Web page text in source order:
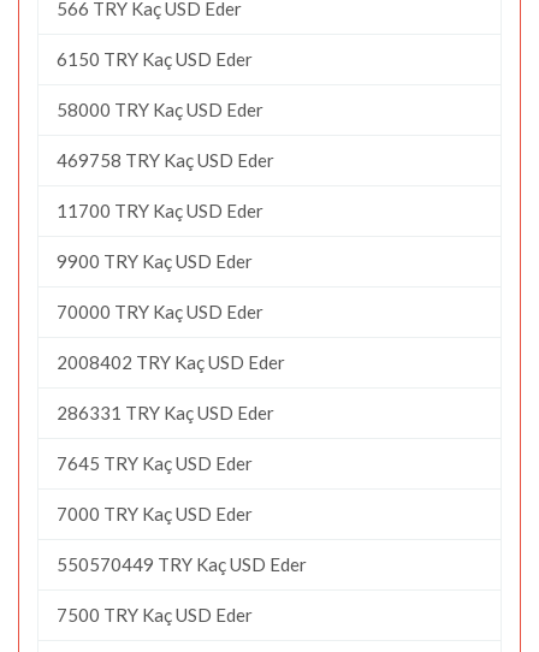
566 TRY Kaç USD Eder
6150 TRY Kaç USD Eder
58000 TRY Kaç USD Eder
469758 TRY Kaç USD Eder
11700 TRY Kaç USD Eder
9900 TRY Kaç USD Eder
70000 TRY Kaç USD Eder
2008402 TRY Kaç USD Eder
286331 TRY Kaç USD Eder
7645 TRY Kaç USD Eder
7000 TRY Kaç USD Eder
550570449 TRY Kaç USD Eder
7500 TRY Kaç USD Eder